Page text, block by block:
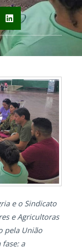
e o Sindicato
e Agricultoras
pela União
a